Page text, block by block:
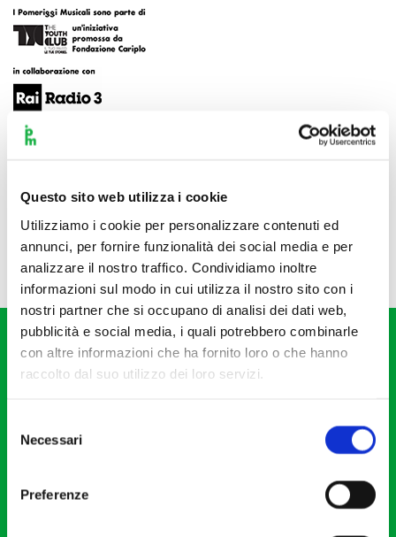
Questo sito web utilizza i cookie
Utilizziamo i cookie per personalizzare contenuti ed
annunci, per fornire funzionalità dei social media e per
analizzare il nostro traffico. Condividiamo inoltre
informazioni sul modo in cui utilizza il nostro sito con i
nostri partner che si occupano di analisi dei dati web,
pubblicità e social media, i quali potrebbero combinarle
con altre informazioni che ha fornito loro o che hanno
raccolto dal suo utilizzo dei loro servizi.
delNecessari
Preferenze
Fondazione I Pomeriggi Musicali
Partita Iva 04410060158